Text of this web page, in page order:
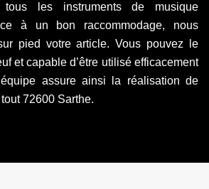
les instruments de musique
à un bon raccommodage, nous
pied votre article. Vous pouvez le
et capable d’être utilisé efficacement
assure ainsi la réalisation de
72600 Sarthe.